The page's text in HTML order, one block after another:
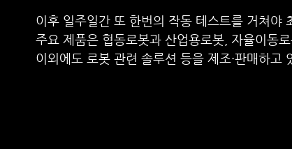
이후 일주일간 또 한번의 작동 테스트를 거쳐야
주요 제품은 협동로봇과 산업용로봇, 자율이동
이외에도 로봇 관련 솔루션 등을 제조·판매하고